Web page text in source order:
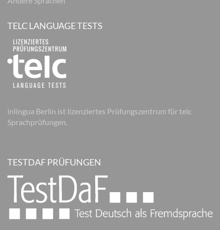
TELC LANGUAGE TESTS
inlingua Berlin ist lizenziertes Prüfungszentrum für telc
Sprachprüfungen.
TESTDAF PRÜFUNGEN